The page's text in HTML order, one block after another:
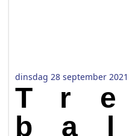
dinsdag 28 september 2021